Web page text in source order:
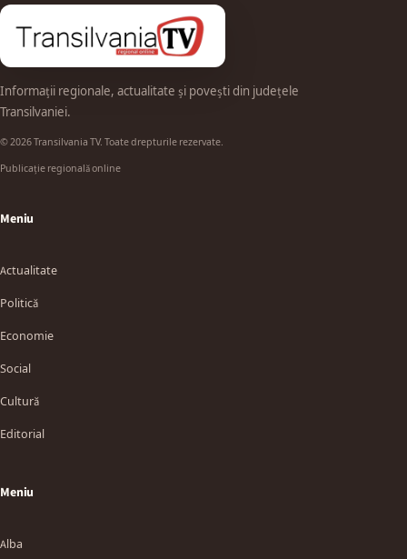
Informații regionale, actualitate și povești din județele
Transilvaniei.
© 2026 Transilvania TV. Toate drepturile rezervate.
Publicație regională online
Meniu
Actualitate
Politică
Economie
Social
Cultură
Editorial
Meniu
Alba